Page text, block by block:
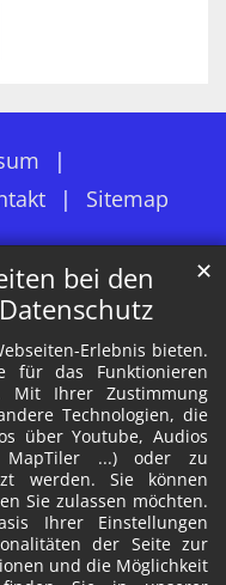
bei den
Erlebnis bieten.
für das Funktionieren
Mit Ihrer Zustimmung
Technologien, die
über Youtube, Audios
MapTiler ...) oder zu
werden. Sie können
Sie zulassen möchten.
Ihrer Einstellungen
der Seite zur
und die Möglichkeit
✕
Sitemap